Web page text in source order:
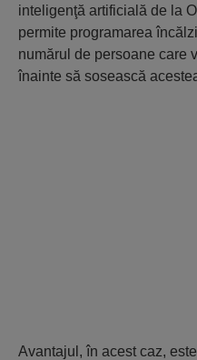
inteligenţă artificială de la
permite programarea
numărul de persoane care
înainte să sosească
Avantajul, în acest caz,